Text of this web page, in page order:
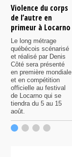
Violence du corps
de l’autre en
primeur à Locarno
Le long métrage
québécois scénarisé
et réalisé par Denis
Côté sera présenté
en première mondiale
et en compétition
officielle au festival
de Locarno qui se
tiendra du 5 au 15
août.